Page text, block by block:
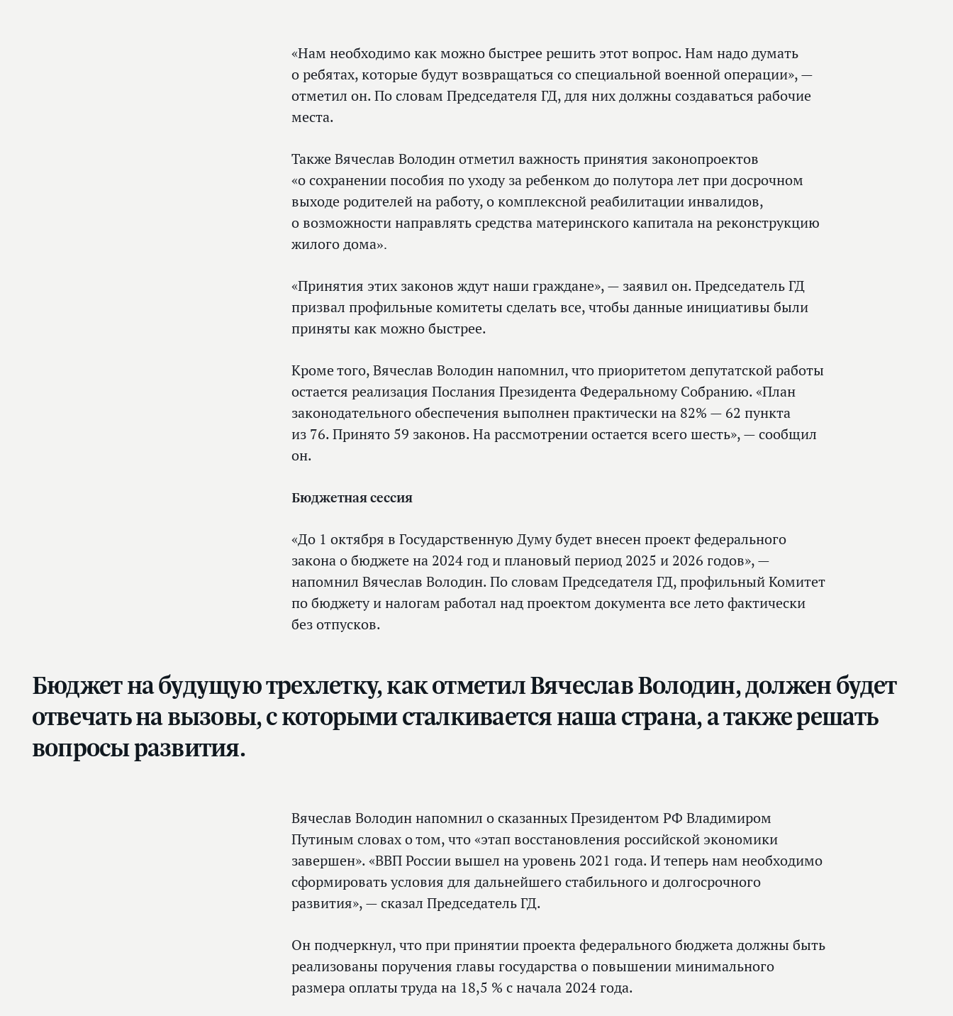
«Нам необходимо как можно быстрее решить этот вопрос. Нам надо думать
о ребятах, которые будут возвращаться со специальной военной операции», —
отметил он. По словам Председателя ГД, для них должны создаваться рабочие
места.
Также Вячеслав Володин отметил важность принятия законопроектов
«о сохранении пособия по уходу за ребенком до полутора лет при досрочном
выходе родителей на работу, о комплексной реабилитации инвалидов,
о возможности направлять средства материнского капитала на реконструкцию
жилого дома».
«Принятия этих законов ждут наши граждане», — заявил он. Председатель ГД
призвал профильные комитеты сделать все, чтобы данные инициативы были
приняты как можно быстрее.
Кроме того, Вячеслав Володин напомнил, что приоритетом депутатской работы
остается реализация Послания Президента Федеральному Собранию. «План
законодательного обеспечения выполнен практически на 82% — 62 пункта
из 76. Принято 59 законов. На рассмотрении остается всего шесть», — сообщил
он.
Бюджетная сессия
«До 1 октября в Государственную Думу будет внесен проект федерального
закона о бюджете на 2024 год и плановый период 2025 и 2026 годов», —
напомнил Вячеслав Володин. По словам Председателя ГД, профильный Комитет
по бюджету и налогам работал над проектом документа все лето фактически
без отпусков.
Бюджет на будущую трехлетку, как отметил Вячеслав Володин, должен будет
отвечать на вызовы, с которыми сталкивается наша страна, а также решать
вопросы развития.
Вячеслав Володин напомнил о сказанных Президентом РФ Владимиром
Путиным словах о том, что «этап восстановления российской экономики
завершен». «ВВП России вышел на уровень 2021 года. И теперь нам необходимо
сформировать условия для дальнейшего стабильного и долгосрочного
развития», — сказал Председатель ГД.
Он подчеркнул, что при принятии проекта федерального бюджета должны быть
реализованы поручения главы государства о повышении минимального
размера оплаты труда на 18,5 % с начала 2024 года.